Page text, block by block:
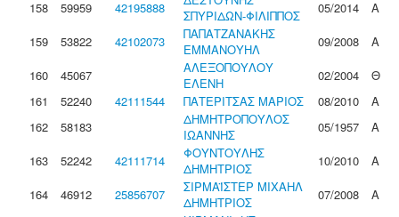
158 59959 42195888
ΣΠΥΡΙΔΩΝ-ΦΙΛΙΠΠΟΣ
05/2014
Α
159
53822 42102073
ΠΑΠΑΤΖΑΝΑΚΗΣ
ΕΜΜΑΝΟΥΗΛ
09/2008
Α
160
45067
ΑΛΕΞΟΠΟΥΛΟΥ
ΕΛΕΝΗ
02/2004
Θ
161
52240 42111544 ΠΑΤΕΡΙΤΣΑΣ ΜΑΡΙΟΣ 08/2010
Α
162
58183
ΔΗΜΗΤΡΟΠΟΥΛΟΣ
ΙΩΑΝΝΗΣ
05/1957
Α
163
52242 42111714
ΦΟΥΝΤΟΥΛΗΣ
ΔΗΜΗΤΡΙΟΣ
10/2010
Α
164
46912 25856707
ΣΙΡΜΑΪΣΤΕΡ ΜΙΧΑΗΛ
ΔΗΜΗΤΡΙΟΣ
07/2008
Α